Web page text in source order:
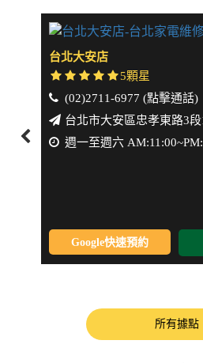
台北大安店
5顆星
(02)2711-6977 (點擊通話)
台北市大安區忠孝東路3
週一至週六
Google快速預約
所有據點